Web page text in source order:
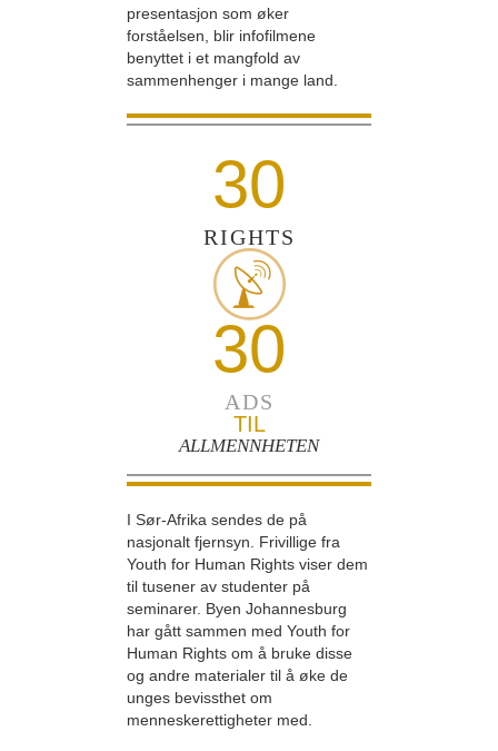
presentasjon som øker
forståelsen, blir infofilmene
benyttet i et mangfold av
sammenhenger i mange land.
30
RIGHTS
30
ADS
TIL
ALLMENNHETEN
I Sør-Afrika sendes de på
nasjonalt fjernsyn. Frivillige fra
Youth for Human Rights viser dem
til tusener av studenter på
seminarer. Byen Johannesburg
har gått sammen med Youth for
Human Rights om å bruke disse
og andre materialer til å øke de
unges bevissthet om
menneskerettigheter med.